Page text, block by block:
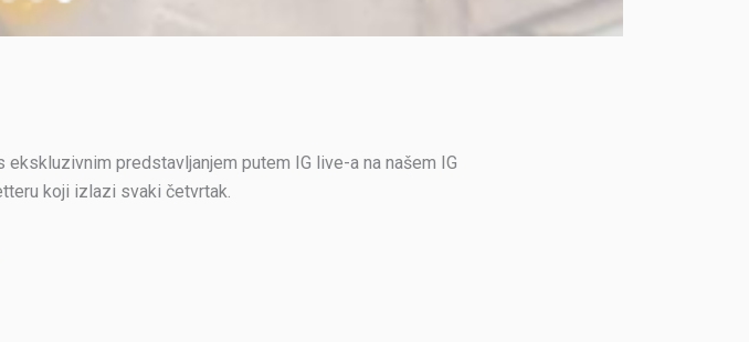
predstavljanjem putem IG live-a na našem IG
koji izlazi svaki četvrtak.